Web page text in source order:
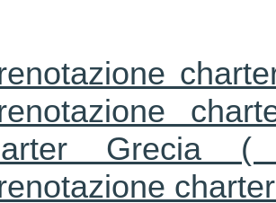
Grecia (